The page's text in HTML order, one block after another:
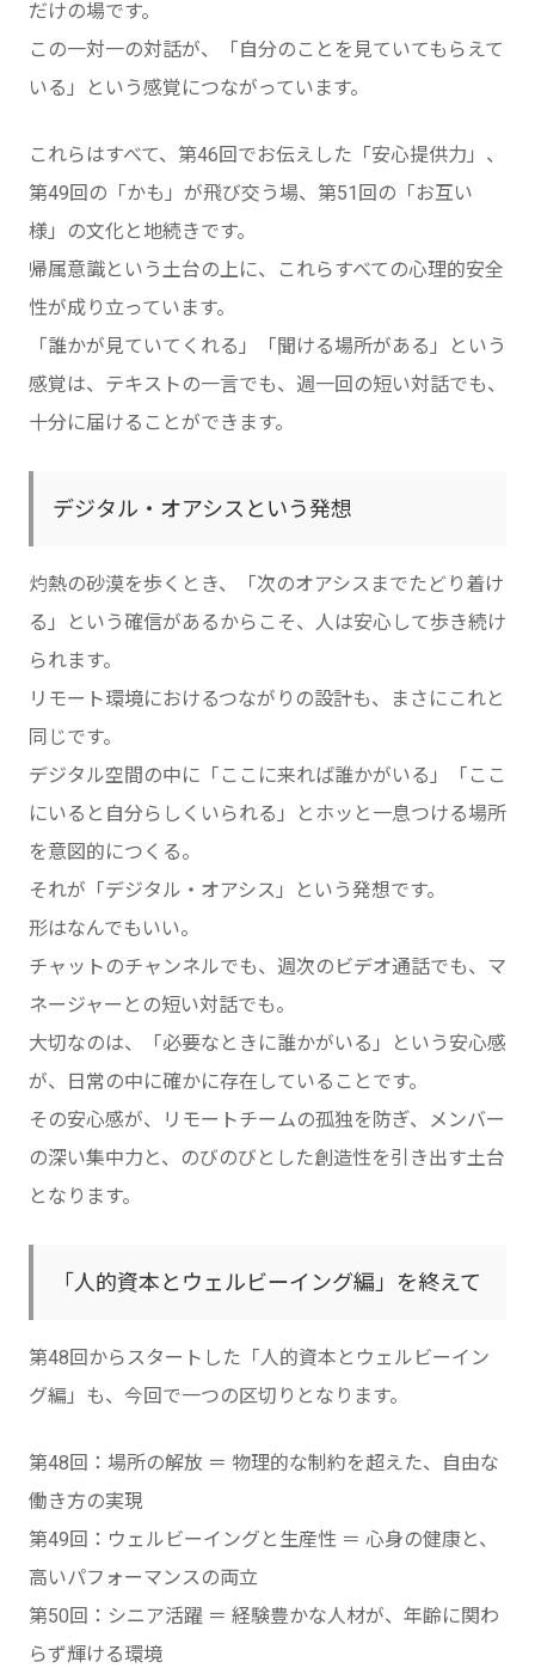
だけの場です。
この一対一の対話が、「自分のことを見ていてもらえて
いる」という感覚につながっています。
これらはすべて、第46回でお伝えした「安心提供力」、
第49回の「かも」が飛び交う場、第51回の「お互い
様」の文化と地続きです。
帰属意識という土台の上に、これらすべての心理的安全
性が成り立っています。
「誰かが見ていてくれる」「聞ける場所がある」という
感覚は、テキストの一言でも、週一回の短い対話でも、
十分に届けることができます。
デジタル・オアシスという発想
灼熱の砂漠を歩くとき、「次のオアシスまでたどり着け
る」という確信があるからこそ、人は安心して歩き続け
られます。
リモート環境におけるつながりの設計も、まさにこれと
同じです。
デジタル空間の中に「ここに来れば誰かがいる」「ここ
にいると自分らしくいられる」とホッと一息つける場所
を意図的につくる。
それが「デジタル・オアシス」という発想です。
形はなんでもいい。
チャットのチャンネルでも、週次のビデオ通話でも、マ
ネージャーとの短い対話でも。
大切なのは、「必要なときに誰かがいる」という安心感
が、日常の中に確かに存在していることです。
その安心感が、リモートチームの孤独を防ぎ、メンバー
の深い集中力と、のびのびとした創造性を引き出す土台
となります。
「人的資本とウェルビーイング編」を終えて
第48回からスタートした「人的資本とウェルビーイン
グ編」も、今回で一つの区切りとなります。
第48回：場所の解放 ＝ 物理的な制約を超えた、自由な
働き方の実現
第49回：ウェルビーイングと生産性 ＝ 心身の健康と、
高いパフォーマンスの両立
第50回：シニア活躍 ＝ 経験豊かな人材が、年齢に関わ
らず輝ける環境